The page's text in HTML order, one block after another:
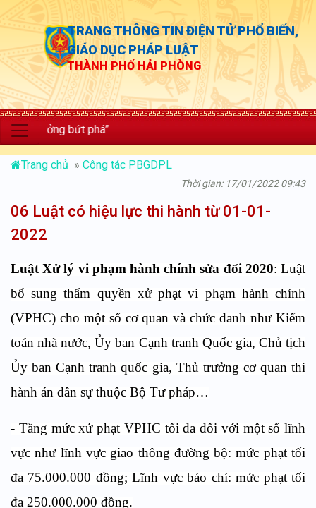
TRANG THÔNG TIN ĐIỆN TỬ PHỔ BIẾN,
GIÁO DỤC PHÁP LUẬT
THÀNH PHỐ HẢI PHÒNG
bứt phá”
Trang chủ » Công tác PBGDPL
Thời gian: 17/01/2022 09:43
06 Luật có hiệu lực thi hành từ 01-01-
2022
Luật Xử lý vi phạm hành chính sửa đổi 2020: Luật
bổ sung thẩm quyền xử phạt vi phạm hành chính
(VPHC) cho một số cơ quan và chức danh như Kiểm
toán nhà nước, Ủy ban Cạnh tranh Quốc gia, Chủ tịch
Ủy ban Cạnh tranh quốc gia, Thủ trưởng cơ quan thi
hành án dân sự thuộc Bộ Tư pháp…
- Tăng mức xử phạt VPHC tối đa đối với một số lĩnh
vực như lĩnh vực giao thông đường bộ: mức phạt tối
đa 75.000.000 đồng; Lĩnh vực báo chí: mức phạt tối
đa 250.000.000 đồng.